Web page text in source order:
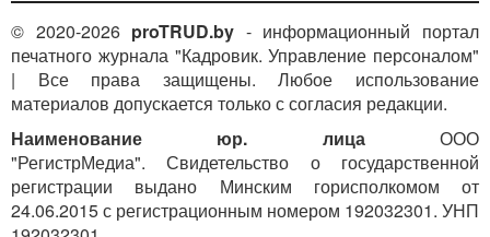
© 2020-2026 proTRUD.by - информационный портал
печатного журнала "Кадровик. Управление персоналом"
| Все права защищены. Любое использование
материалов допускается только с согласия редакции.
Наименование юр. лицаООО
"РегистрМедиа". Свидетельство о государственной
регистрации выдано Минским горисполкомом от
24.06.2015 с регистрационным номером 192032301. УНП